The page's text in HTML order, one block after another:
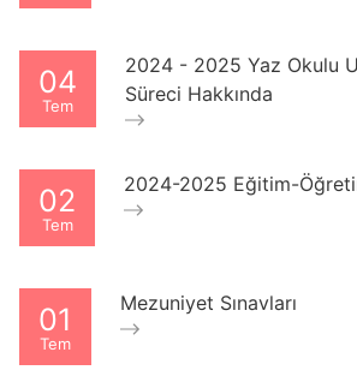
04
Tem
2024 - 2025 Yaz Okulu
Süreci Hakkında
02
Tem
2024-2025 Eğitim-
01
Tem
Mezuniyet Sınavları